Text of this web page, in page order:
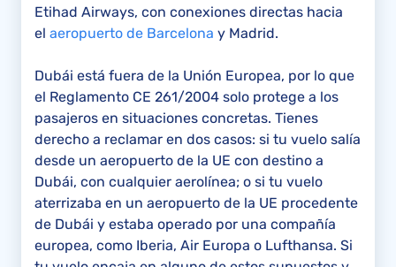
Etihad Airways, con conexiones directas hacia
el aeropuerto de Barcelona y Madrid.
Dubái está fuera de la Unión Europea, por lo que
el Reglamento CE 261/2004 solo protege a los
pasajeros en situaciones concretas. Tienes
derecho a reclamar en dos casos: si tu vuelo salía
desde un aeropuerto de la UE con destino a
Dubái, con cualquier aerolínea; o si tu vuelo
aterrizaba en un aeropuerto de la UE procedente
de Dubái y estaba operado por una compañía
europea, como Iberia, Air Europa o Lufthansa. Si